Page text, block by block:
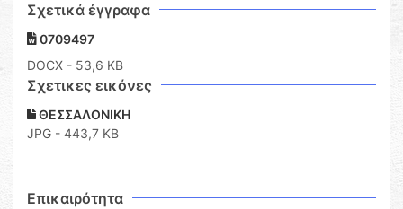
Σχετικά έγγραφα
0709497
DOCX - 53,6 KB
Σχετικες εικόνες
ΘΕΣΣΑΛΟΝΙΚΗ
JPG - 443,7 KB
Επικαιρότητα